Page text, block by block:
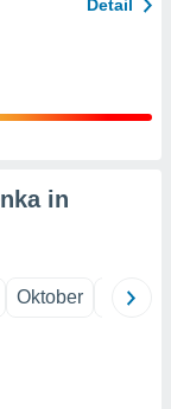
Detail
in
Oktober